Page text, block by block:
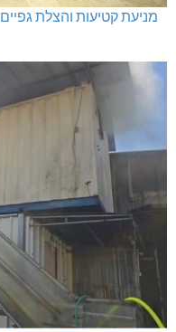
מניעת קטיעות והצלת גפיים